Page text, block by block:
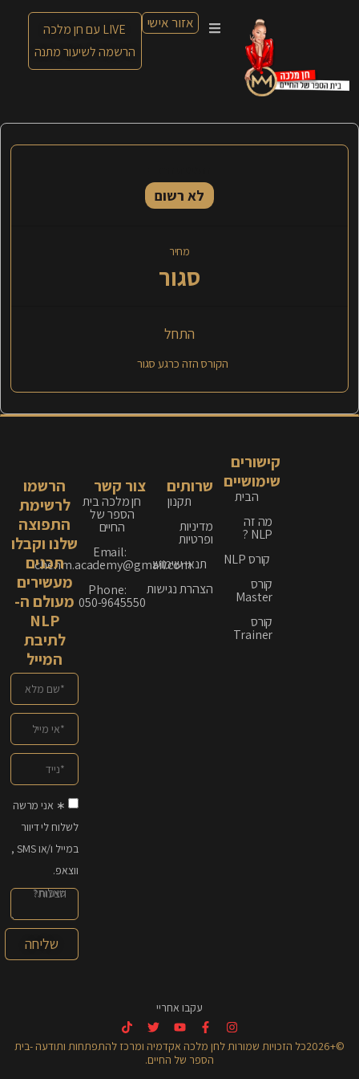
אזור אישי
LIVE עם חן מלכה
הרשמה לשיעור מתנה
לא רשום
מחיר
סגור
התחל
הקורס הזה כרגע סגור
קישורים
שימושיים
הבית
מה זה
NLP ?
קורס NLP
קורס
Master
קורס
Trainer
שרותים
תקנון
מדיניות
ופרטיות
תנאי שימוש
הצהרת נגישות
צור קשר
חן מלכה בית
הספר של
החיים
Email:
chenm.academy@gmail.com
Phone:
050-9645550
הרשמו
לרשימת
התפוצה
שלנו וקבלו
תכנים
מעשירים
מעולם ה-
NLP
לתיבת
המייל
∗ אני מרשה
לשלוח לי דיוור
במייל ו/או SMS ,
ווצאפ.
שליחה
עקבו אחריי
©+2026כל הזכויות שמורות לחן מלכה אקדמיה ומרכז להתפתחות ותודעה -בית
הספר של החיים.